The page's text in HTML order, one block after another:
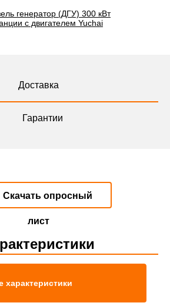
генератор (ДГУ) 300 кВт
с двигателем Yuchai
Доставка
Гарантии
Скачать опросный
лист
характеристики